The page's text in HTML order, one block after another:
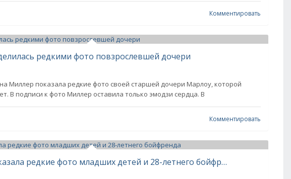
Комментировать
редкими фото повзрослевшей дочери
Миллер показала редкие фото своей старшей дочери Марлоу, которой
В подписи к фото Миллер оставила только эмодзи сердца. В
Комментировать
Сиенна Миллер показала редкие фото младших детей и 28-летнего бойфренда